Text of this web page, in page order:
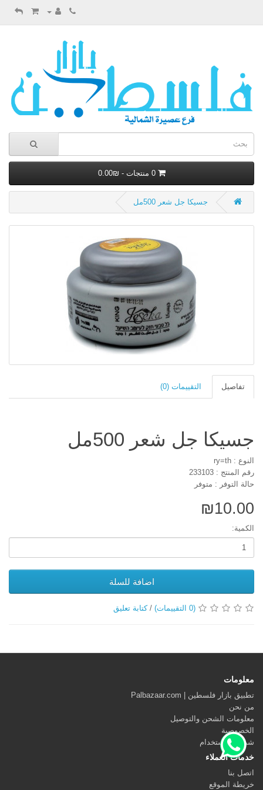
0 منتجات - ₪0.00
جسيكا جل شعر 500مل
تفاصيل التقييمات (0)
جسيكا جل شعر 500مل
النوع : ry=th
رقم المنتج : 233103
حالة التوفر : متوفر
₪10.00
الكمية:
اضافة للسلة
(0 التقييمات) /كتابة تعليق
معلومات
تطبيق بازار فلسطين | Palbazaar.com
من نحن
معلومات الشحن والتوصيل
الخصوصية
شروط الاستخدام
خدمات العملاء
اتصل بنا
خريطة الموقع